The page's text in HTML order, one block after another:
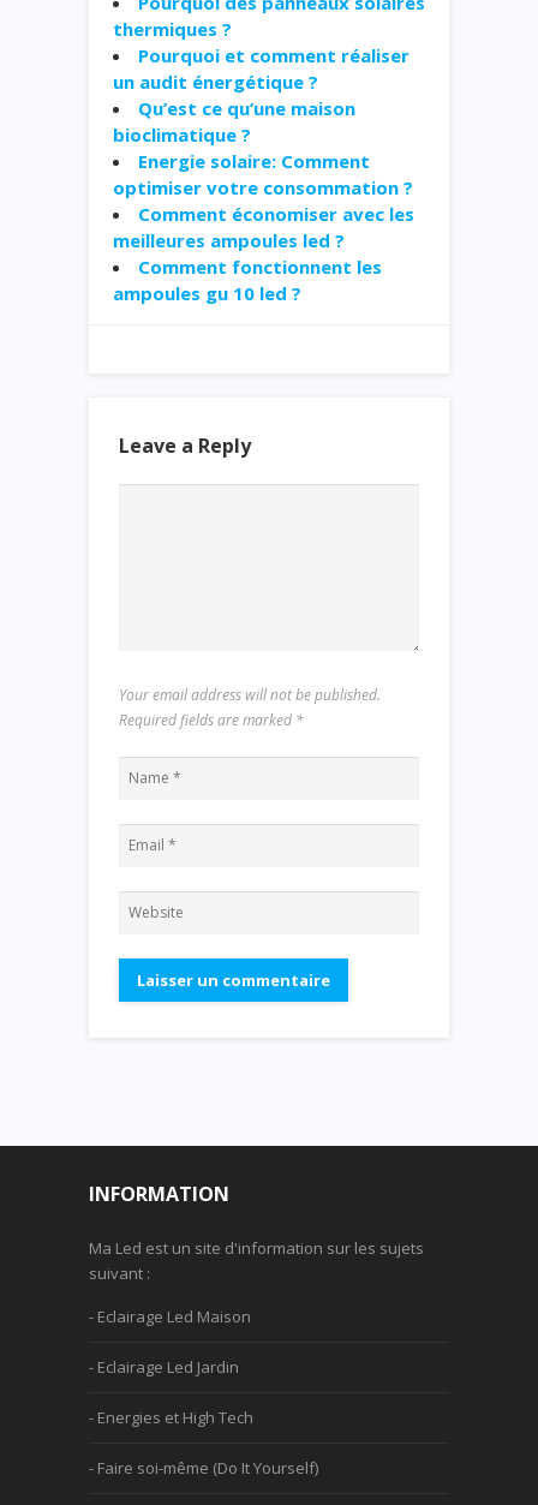
thermiques ?
Pourquoi et comment réaliser
un audit énergétique ?
Qu’est ce qu’une maison
bioclimatique ?
Energie solaire: Comment
optimiser votre consommation ?
Comment économiser avec les
meilleures ampoules led ?
Comment fonctionnent les
ampoules gu 10 led ?
Leave a Reply
Your email address will not be published.
Required fields are marked *
INFORMATION
Ma Led est un site d'information sur les sujets
suivant :
- Eclairage Led Maison
- Eclairage Led Jardin
- Energies et High Tech
- Faire soi-même (Do It Yourself)